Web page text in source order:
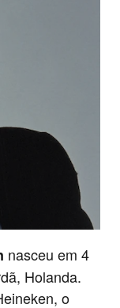
nasceu em 4
Holanda.
o